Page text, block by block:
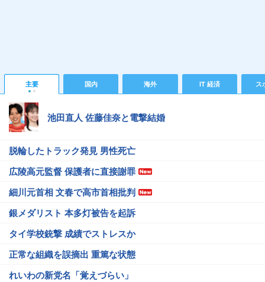
主要 国内 海外 IT 経済 ス
池田直人 佐藤佳奈と電撃結婚
脱輪したトラック発見 男性死亡
広陵高元監督 保護者に直接謝罪
細川元首相 文春で高市首相批判
銀メダリスト 本多灯被告を起訴
タイ学校銃撃 成績でストレスか
正常な組織を誤摘出 重篤な状態
れいわの新党名「覚えづらい」